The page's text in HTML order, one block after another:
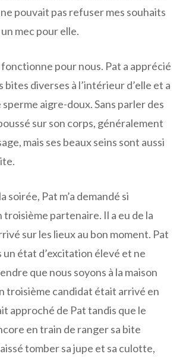
pouvait pas refuser mes souhaits
mec pour elle.
fonctionne pour nous. Pat a apprécié
bites diverses à l’intérieur d’elle et a
aigre-doux. Sans parler des
sur son corps, généralement
mais ses beaux seins sont aussi
soirée, Pat m’a demandé si
troisième partenaire. Il a eu de la
sur les lieux au bon moment. Pat
un état d’excitation élevé et ne
que nous soyons à la maison
troisième candidat était arrivé en
approché de Pat tandis que le
en train de ranger sa bite
tomber sa jupe et sa culotte,